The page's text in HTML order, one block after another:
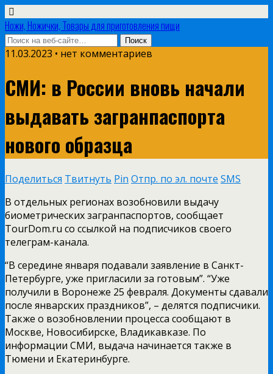
Ножи, Ножички, Товары для приготовления пищи
11.03.2023 • нет комментариев
СМИ: в России вновь начали
выдавать загранпаспорта
нового образца
Поделиться Твитнуть Pin Отпр. по эл. почте SMS
В отдельных регионах возобновили выдачу
биометрических загранпаспортов, сообщает
TourDom.ru со ссылкой на подписчиков своего
телеграм-канала.
“В середине января подавали заявление в Санкт-
Петербурге, уже пригласили за готовым”. “Уже
получили в Воронеже 25 февраля. Документы сдавали
после январских праздников”, – делятся подписчики.
Также о возобновлении процесса сообщают в
Москве, Новосибирске, Владикавказе. По
информации СМИ, выдача начинается также в
Тюмени и Екатеринбурге.